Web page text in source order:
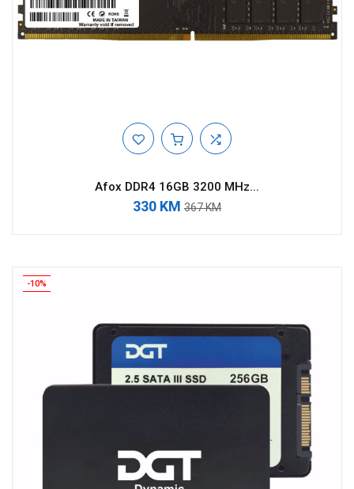
Afox DDR4 16GB 3200 MHz...
330 KM 367 KM
-10%